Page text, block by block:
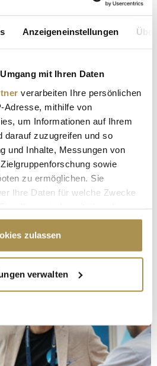
Anzeigeneinstellungen
mit Ihren Daten
verarbeiten Ihre persönlichen
Adresse, mithilfe von
um Informationen auf Ihrem
darauf zuzugreifen und so
und Inhalte, Messungen von
sowie
zu ermöglichen. Sie
Ihre Daten für welche Zwecke
Klicken auf das Privacy
widerrufen
Ihre geografische Lage
auf einige Meter genau sein
(Fingerprinting) identifizieren
wie Ihre persönlichen Daten
zulassen
verwalten